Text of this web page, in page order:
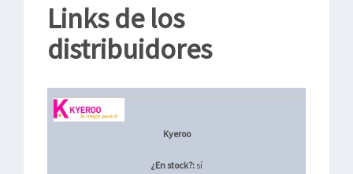
Links de los
distribuidores
Kyeroo
¿En stock?: sí